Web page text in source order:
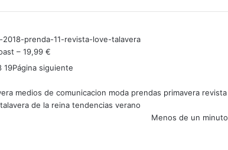
– 19,99 €
19Página siguiente
medios de comunicacion moda prendas primavera revista
talavera de la reina tendencias verano
Menos de un minuto